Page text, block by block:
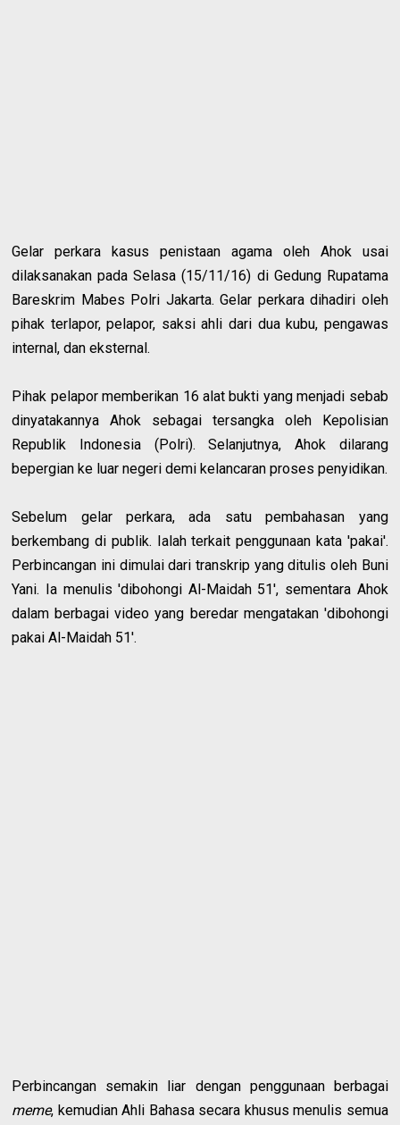
Gelar perkara kasus penistaan agama oleh Ahok usai
dilaksanakan pada Selasa (15/11/16) di Gedung Rupatama
Bareskrim Mabes Polri Jakarta. Gelar perkara dihadiri oleh
pihak terlapor, pelapor, saksi ahli dari dua kubu, pengawas
internal, dan eksternal.
Pihak pelapor memberikan 16 alat bukti yang menjadi sebab
dinyatakannya Ahok sebagai tersangka oleh Kepolisian
Republik Indonesia (Polri). Selanjutnya, Ahok dilarang
bepergian ke luar negeri demi kelancaran proses penyidikan.
Sebelum gelar perkara, ada satu pembahasan yang
berkembang di publik. Ialah terkait penggunaan kata 'pakai'.
Perbincangan ini dimulai dari transkrip yang ditulis oleh Buni
Yani. Ia menulis 'dibohongi Al-Maidah 51', sementara Ahok
dalam berbagai video yang beredar mengatakan 'dibohongi
pakai Al-Maidah 51'.
Perbincangan semakin liar dengan penggunaan berbagai
meme, kemudian Ahli Bahasa secara khusus menulis semua